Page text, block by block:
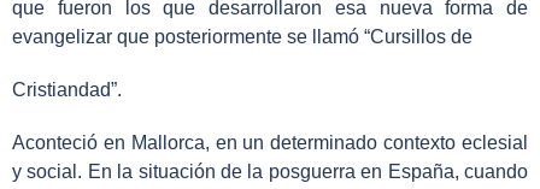
que fueron los que desarrollaron esa nueva forma de
evangelizar que posteriormente se llamó “Cursillos de
Cristiandad”.
Aconteció en Mallorca, en un determinado contexto eclesial
y social. En la situación de la posguerra en España, cuando